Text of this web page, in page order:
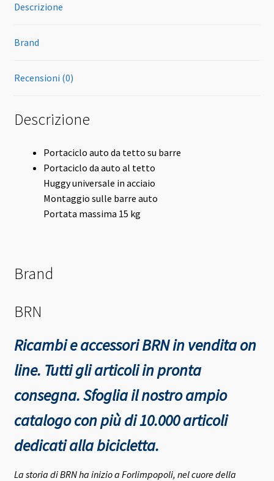
Descrizione
Brand
Recensioni (0)
Descrizione
Portaciclo auto da tetto su barre
Portaciclo da auto al tetto
Huggy universale in acciaio
Montaggio sulle barre auto
Portata massima 15 kg
Brand
BRN
Ricambi e accessori BRN in vendita on
line. Tutti gli articoli in pronta
consegna.Sfoglia il nostro ampio
catalogo con più di 10.000 articoli
dedicati alla bicicletta.
La storia di BRN ha inizio a Forlimpopoli, nel cuore della